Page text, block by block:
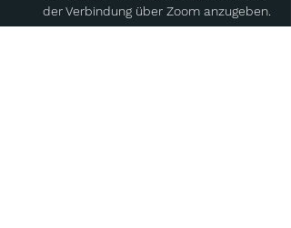
der Verbindung über Zoom anzugeben.